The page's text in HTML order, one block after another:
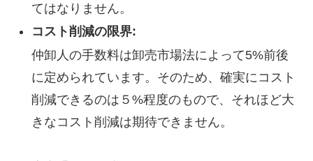
てはなりません。
コスト削減の限界:
仲卸人の手数料は卸売市場法によって5%前後
に定められています。そのため、確実にコスト
削減できるのは５%程度のもので、それほど大
きなコスト削減は期待できません。